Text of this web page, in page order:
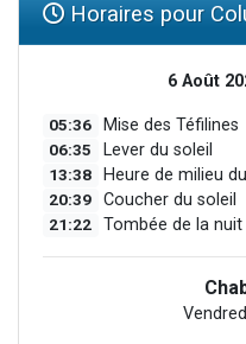
Horaires pour
6 Août
05:36 Mise des Téfilines
06:35 Lever du soleil
13:38 Heure de milieu
20:39 Coucher du soleil
21:22 Tombée de la nuit